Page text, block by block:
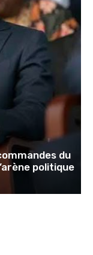
du
politique